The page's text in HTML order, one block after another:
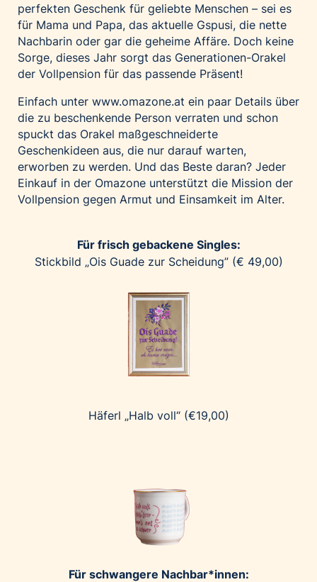
Home of Work
Huawei Consumer Business Group
IT:U
JP Immobilien
JYSK
Kroatische Zentrale für Tourismus
List Holding Gruppe
Marble House
Mediaplus
Microsoft
Muse Electronics
öbv – Österreichischer Bundesverlag
perfekten Geschenk für geliebte Menschen – sei es
für Mama und Papa, das aktuelle Gspusi, die nette
Nachbarin oder gar die geheime Affäre. Doch keine
Sorge, dieses Jahr sorgt das Generationen-Orakel
der Vollpension für das passende Präsent!
Einfach unter www.omazone.at ein paar Details über
die zu beschenkende Person verraten und schon
spuckt das Orakel maßgeschneiderte
Geschenkideen aus, die nur darauf warten,
erworben zu werden. Und das Beste daran? Jeder
Einkauf in der Omazone unterstützt die Mission der
Vollpension gegen Armut und Einsamkeit im Alter.
Für frisch gebackene Singles:
Stickbild „Ois Guade zur Scheidung” (€ 49,00)
Häferl „Halb voll“ (€19,00)
Für schwangere Nachbar*innen: